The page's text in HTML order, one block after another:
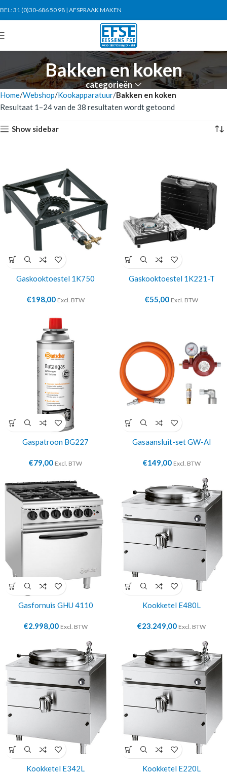
BEL:31 (0)30-686 50 98 | AFSPRAAK MAKEN
Bakken en koken
categorieën
Home Webshop Kookapparatuur Bakken en koken
Resultaat 1–24 van de 38 resultaten wordt getoond
Show sidebar
Gaskooktoestel 1K750
€198,00 Excl. BTW
Gaskooktoestel 1K221-T
€55,00 Excl. BTW
Gaspatroon BG227
€79,00 Excl. BTW
Gasaansluit-set GW-AI
€149,00 Excl. BTW
Gasfornuis GHU 4110
€2.998,00 Excl. BTW
Kookketel E480L
€23.249,00 Excl. BTW
Kookketel E342L Kookketel E220L